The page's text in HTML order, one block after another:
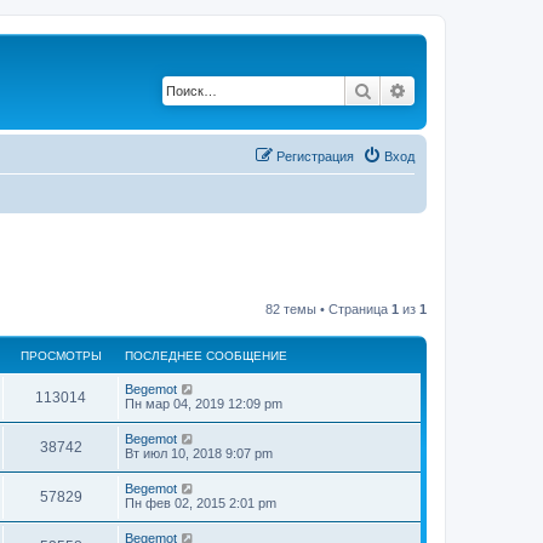
Поиск
Вход
Регистрация
82 темы • Страница 1 из 1
ПРОСМОТРЫ ПОСЛЕДНЕЕ СООБЩЕНИЕ
113014
Begemot
Пн мар 04, 2019 12:09 pm
38742
Begemot
Вт июл 10, 2018 9:07 pm
57829
Begemot
Пн фев 02, 2015 2:01 pm
Begemot